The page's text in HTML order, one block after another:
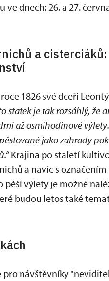
dnech: 26. a 27.
a
1826 své dceři
statek je tak rozsáhlý, že
až osmihodinové
jako zahrady
Krajina po staletí
a navíc s
výlety je možné
budou letos také
pro návštěvníky